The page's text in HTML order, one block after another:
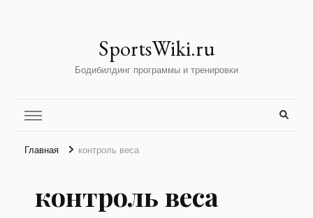
SportsWiki.ru
Бодибилдинг программы и тренировки
Главная контроль веса
контроль веса